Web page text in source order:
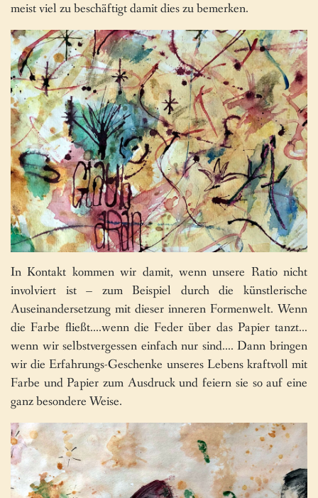
meist viel zu beschäftigt damit dies zu bemerken.
In Kontakt kommen wir damit, wenn unsere Ratio nicht
involviert ist – zum Beispiel durch die künstlerische
Auseinandersetzung mit dieser inneren Formenwelt. Wenn
die Farbe fließt….wenn die Feder über das Papier tanzt…
wenn wir selbstvergessen einfach nur sind…. Dann bringen
wir die Erfahrungs-Geschenke unseres Lebens kraftvoll mit
Farbe und Papier zum Ausdruck und feiern sie so auf eine
ganz besondere Weise.